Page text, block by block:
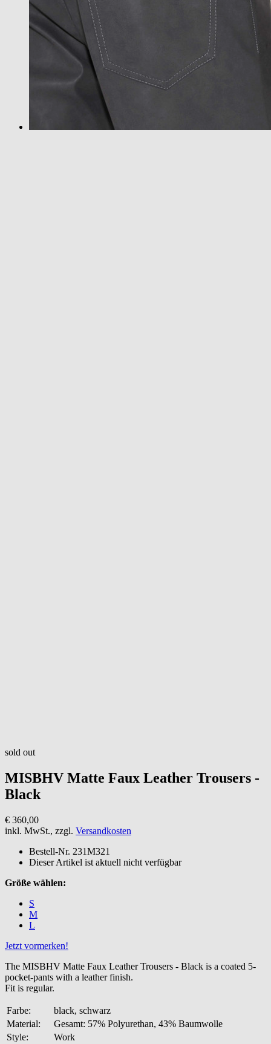
sold out
MISBHV Matte Faux Leather Trousers -
Black
€ 360,00
inkl. MwSt., zzgl. Versandkosten
Bestell-Nr. 231M321
Dieser Artikel ist aktuell nicht verfügbar
Größe wählen:
S
M
L
Jetzt vormerken!
The MISBHV Matte Faux Leather Trousers - Black is a coated 5-
pocket-pants with a leather finish.
Fit is regular.
Farbe:
black, schwarz
Material:
Gesamt: 57% Polyurethan, 43% Baumwolle
Style:
Work